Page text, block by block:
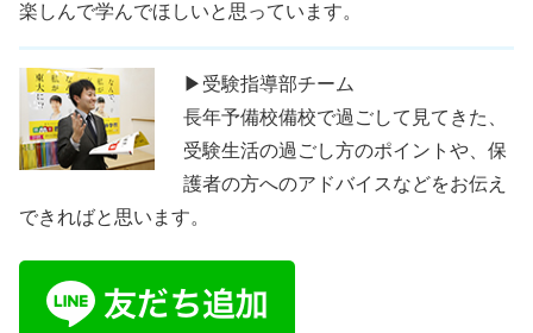
楽しんで学んでほしいと思っています。
▶受験指導部チーム
長年予備校備校で過ごして見てきた、
受験生活の過ごし方のポイントや、保
護者の方へのアドバイスなどをお伝え
できればと思います。